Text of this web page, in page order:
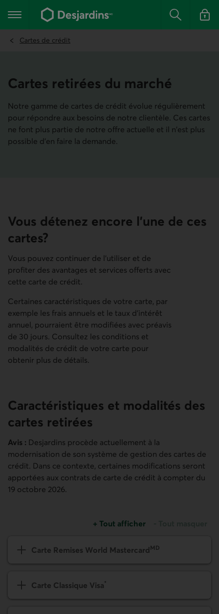
contenu
Menu principal Rechercher
Se
Cartes de crédit
Cartes retirées du marché
Notre gamme de cartes de crédit évolue régulièrement
pour répondre aux besoins de notre clientèle. Ces cartes
ne font plus partie de notre offre actuelle et il n'est plus
possible d'en faire la demande.
Vous détenez encore l'une de ces
cartes?
Vous pouvez continuer de l'utiliser et de
profiter des avantages et services offerts avec
cette carte de crédit.
Certaines caractéristiques de votre carte, par
exemple les frais annuels et le taux d'intérêt
annuel, pourraient être modifiées avec préavis
de 30 jours. Consultez les conditions et
modalités de crédit de votre carte pour
obtenir plus de détails.
Caractéristi­ques et modalités des
cartes retirées
Avis : Desjardins procède actuellement à la
modernisation de son système de gestion des cartes de
crédit. Dans ce contexte, certaines modifications seront
apportées aux contrats de carte de crédit à compter du
19 octobre 2026.
+ Tout afficher
Carte Remises World Mastercard MD
Carte Classique Visa*